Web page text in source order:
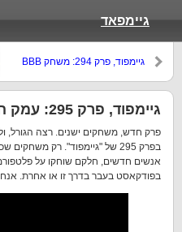
גיימפאד
גיימפוד, פרק 294: משחק BBB
גיימפוד, פרק 295: עמק המשהו
פרק חדש, משחקים ישנים. רצה הגורל,
בפרק 295 של "גיימפוד". רק
אנשים חדשים, חלקם שוחקו על
בפודקאסט בעבר בדרך זו או אחרת.